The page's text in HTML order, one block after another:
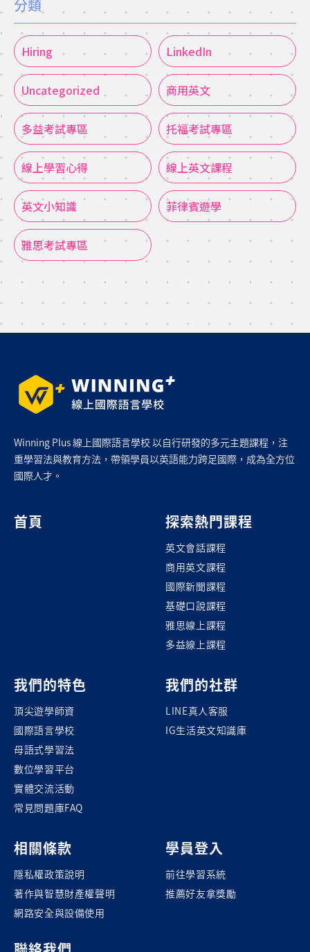
分類
Hiring LinkedIn
Uncategorized 商用英文
多益考試專區 托福考試專區
線上學習心得 線上英文課程
英文小知識 菲律賓遊學
雅思考試專區
Winning Plus 線上國際語言學校 以自行研發的多元主題課程，注
重學習法與教育方法，帶領學員以英語能力跨足國際，成為全方位
國際人才。
首頁 探索熱門課程
英文會話課程
商用英文課程
國際新聞課程
基礎口說課程
雅思線上課程
多益線上課程
我們的特色
頂尖遊學師資
國際語言學校
母語式學習法
數位學習平台
實體交流活動
常見問題庫FAQ
我們的社群
LINE真人客服
IG生活英文知識庫
相關條款
隱私權政策說明
著作與智慧財產權聲明
網路安全與設備使用
學員登入
前往學習系統
推薦好友拿獎勵